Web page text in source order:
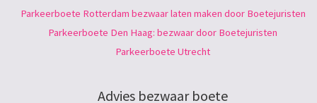
Parkeerboete Rotterdam bezwaar laten maken door Boetejuristen
Parkeerboete Den Haag: bezwaar door Boetejuristen
Parkeerboete Utrecht
Advies bezwaar boete